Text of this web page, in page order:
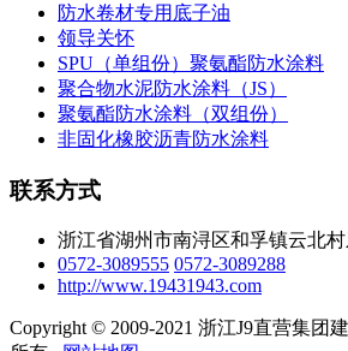
防水卷材专用底子油
领导关怀
SPU（单组份）聚氨酯防水涂料
聚合物水泥防水涂料（JS）
聚氨酯防水涂料（双组份）
非固化橡胶沥青防水涂料
联系方式
浙江省湖州市南浔区和孚镇云北
0572-3089555 0572-3089288
http://www.19431943.com
Copyright © 2009-2021 浙江J9直营集团